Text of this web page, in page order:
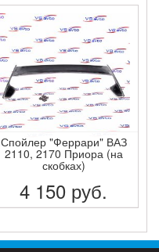
ПОДРОБНЕЕ
Спойлер "Феррари" ВАЗ
2110, 2170 Приора (на
скобках)
4 150 руб.
ПОДРОБНЕЕ